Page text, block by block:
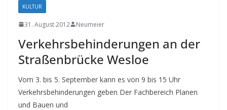
KULTUR
31. August 2012 Neumeier
Verkehrsbehinderungen an der
Straßenbrücke Wesloe
Vom 3. bis 5. September kann es von 9 bis 15 Uhr
Verkehrsbehinderungen geben Der Fachbereich Planen
und Bauen und